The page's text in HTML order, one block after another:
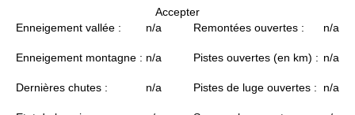
Accepter
Enneigement vallée : n/a Remontées ouvertes : n/a
Enneigement montagne : n/a Pistes ouvertes (en km) : n/a
Dernières chutes : n/a Pistes de luge ouvertes : n/a